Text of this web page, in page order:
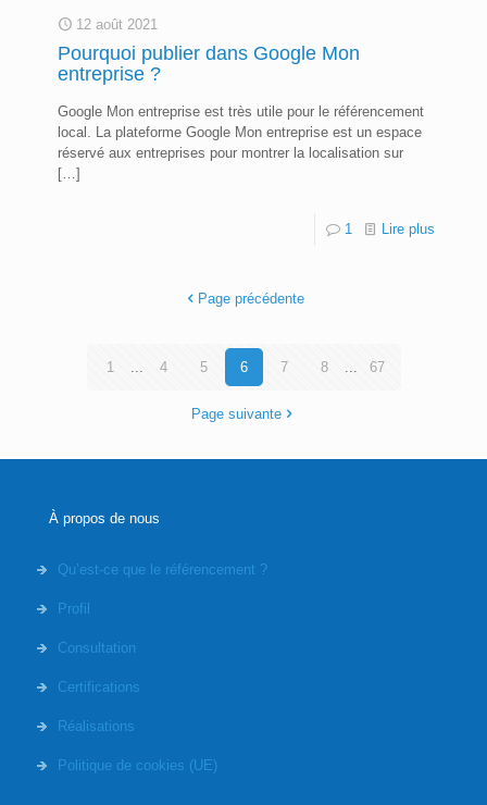
12 août 2021
Pourquoi publier dans Google Mon
entreprise ?
Google Mon entreprise est très utile pour le référencement
local. La plateforme Google Mon entreprise est un espace
réservé aux entreprises pour montrer la localisation sur
[…]
1 Lire plus
Page précédente
1 4 5 6 7 8 67
Page suivante
À propos de nous
Qu’est-ce que le référencement ?
Profil
Consultation
Certifications
Réalisations
Politique de cookies (UE)